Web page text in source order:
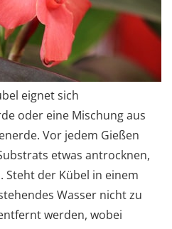
eignet sich
oder eine Mischung aus
Vor jedem Gießen
etwas antrocknen,
der Kübel in einem
Wasser nicht zu
werden, wobei